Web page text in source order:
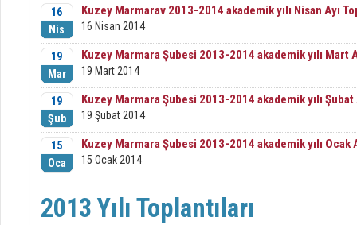
16
Nis
Kuzey Marmarav 2013-2014 akademik yılı Nisan Ayı
16 Nisan 2014
19
Mar
Kuzey Marmara Şubesi 2013-2014 akademik yılı Mart
19 Mart 2014
19
Şub
Kuzey Marmara Şubesi 2013-2014 akademik yılı Şubat
19 Şubat 2014
15
Oca
Kuzey Marmara Şubesi 2013-2014 akademik yılı Ocak
15 Ocak 2014
2013 Yılı Toplantıları